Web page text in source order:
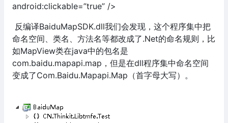
android:clickable=”true” />
反编译BaiduMapSDK.dll我们会发现，这个程序集中把
命名空间、类名、方法名等都改成了.Net的命名规则，比
如MapView类在java中的包名是
com.baidu.mapapi.map，但是在dll程序集中命名空间
变成了Com.Baidu.Mapapi.Map（首字母大写）。